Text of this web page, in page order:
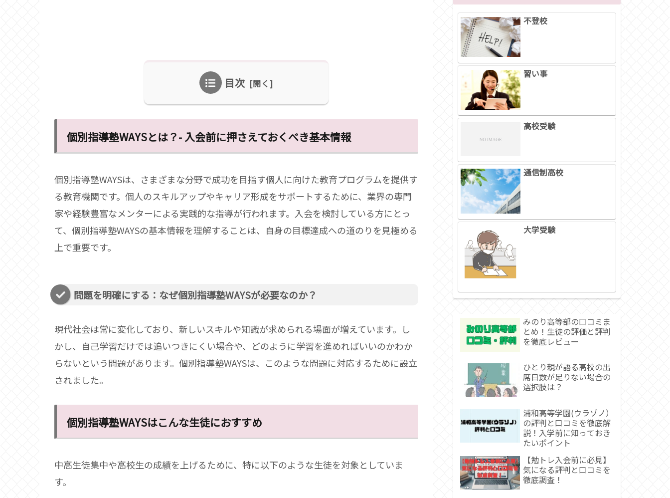
目次
個別指導塾WAYSとは？- 入会前に押さえておくべき基本情報
個別指導塾WAYSは、さまざまな分野で成功を目指す個人に向けた教育プログラムを提供す
る教育機関です。個人のスキルアップやキャリア形成をサポートするために、業界の専門
家や経験豊富なメンターによる実践的な指導が行われます。入会を検討している方にとっ
て、個別指導塾WAYSの基本情報を理解することは、自身の目標達成への道のりを見極める
上で重要です。
問題を明確にする：なぜ個別指導塾WAYSが必要なのか？
現代社会は常に変化しており、新しいスキルや知識が求められる場面が増えています。し
かし、自己学習だけでは追いつきにくい場合や、どのように学習を進めればいいのかわか
らないという問題があります。個別指導塾WAYSは、このような問題に対応するために設立
されました。
個別指導塾WAYSはこんな生徒におすすめ
中高生徒集中や高校生の成績を上げるために、特に以下のような生徒を対象としていま
す。
不登校
習い事
高校受験
通信制高校
大学受験
みのり高等部の口コミま
とめ！生徒の評価と評判
を徹底レビュー
ひとり親が語る高校の出
席日数が足りない場合の
選択肢は？
浦和高等学園(ウラゾノ）
の評判と口コミを徹底解
説！入学前に知っておき
たいポイント
【勉トレ入会前に必見】
気になる評判と口コミを
徹底調査！